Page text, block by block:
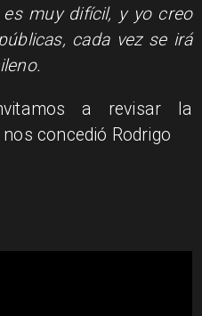
muy difícil, y yo creo
cada vez se irá
a revisar la
concedió Rodrigo